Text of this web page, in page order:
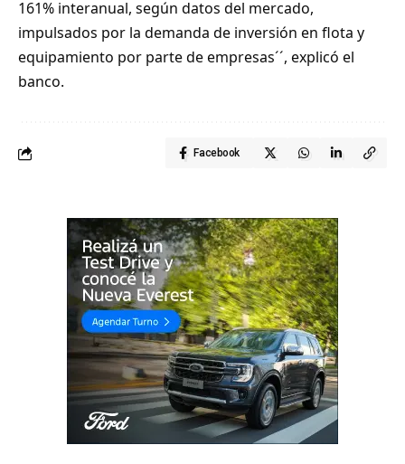
161% interanual, según datos del mercado,
impulsados por la demanda de inversión en flota y
equipamiento por parte de empresas´´, explicó el
banco.
Facebook